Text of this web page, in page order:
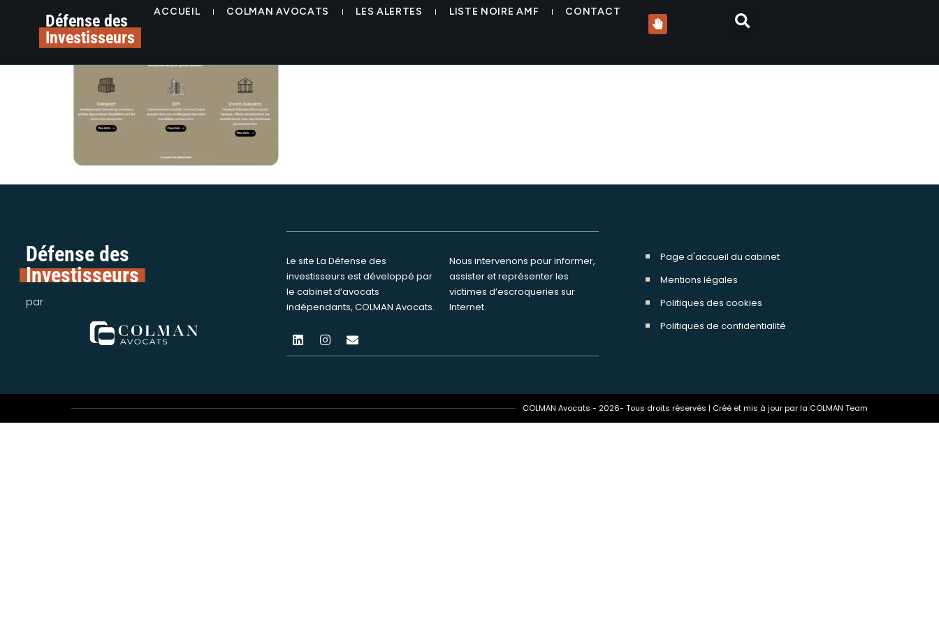
Défense des
Investisseurs
ACCUEIL COLMAN AVOCATS LES ALERTES LISTE NOIRE AMF CONTACT
www.pro-invest-capital.com
Défense des
Investisseurs
par
Le site La Défense des
investisseurs est développé par
le cabinet d’avocats
indépendants, COLMAN Avocats.
Nous intervenons pour informer,
assister et représenter les
victimes d’escroqueries sur
Internet.
Page d'accueil du cabinet
Mentions légales
Politiques des cookies
Politiques de confidentialité
COLMAN Avocats - 2026- Tous droits réservés | Créé et mis à jour par la COLMAN Team